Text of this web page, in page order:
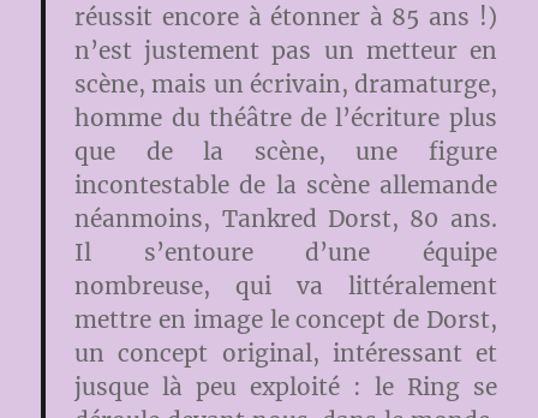
réussit encore à étonner à 85 ans !)
n’est justement pas un metteur en
scène, mais un écrivain, dramaturge,
homme du théâtre de l’écriture plus
que de la scène, une figure
incontestable de la scène allemande
néanmoins, Tankred Dorst, 80 ans.
Il s’entoure d’une équipe
nombreuse, qui va littéralement
mettre en image le concept de Dorst,
un concept original, intéressant et
jusque là peu exploité : le Ring se